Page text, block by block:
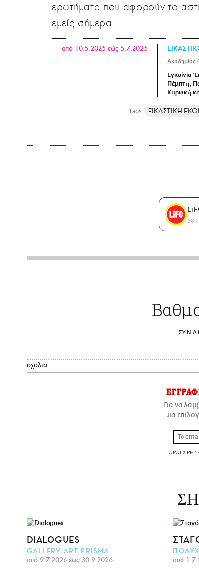
ερωτήματα που αφορούν το
εμείς σήμερα.
Ακαδημίας
Εγκαίνια
Πέμπτη,
Κυριακή
από 10.5.2025 εώς 5.7.2025
ΕΙΚΑΣΤΙΚΗ
58K
σχόλια
Για να
μια
ΟΡΟΙ
DIALOGUES
GALLERY ART PRISMA
από 9.7.2026 έως 30.9.2026
από